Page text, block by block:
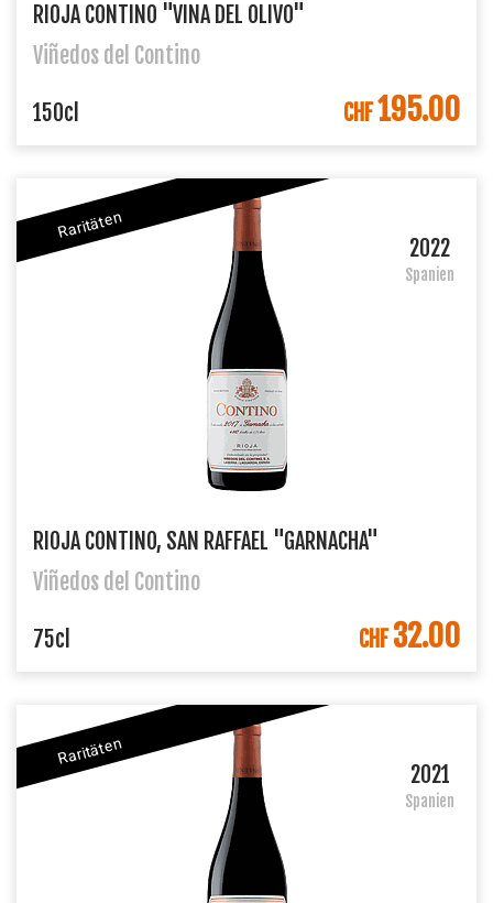
RIOJA CONTINO "VINA DEL OLIVO"
Viñedos del Contino
IN DEN WARENKORB
150cl CHF195.00
Raritäten
2022
Spanien
RIOJA CONTINO, SAN RAFFAEL "GARNACHA"
Viñedos del Contino
IN DEN WARENKORB
75cl CHF32.00
Raritäten
2021
Spanien